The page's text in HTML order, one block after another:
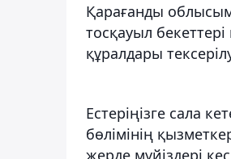
Қарағанды
тосқауыл
құралдары
Естеріңізге сала
бөлімінің
жерде мүйіздері